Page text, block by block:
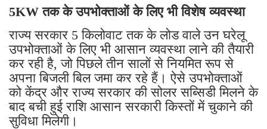
5KW तक के उपभोक्ताओं के लिए भी विशेष व्यवस्था
राज्य सरकार 5 किलोवाट तक के लोड वाले उन घरेलू
उपभोक्ताओं के लिए भी आसान व्यवस्था लाने की तैयारी
कर रही है, जो पिछले तीन सालों से नियमित रूप से
अपना बिजली बिल जमा कर रहे हैं। ऐसे उपभोक्ताओं
को केंद्र और राज्य सरकार की सोलर सब्सिडी मिलने के
बाद बची हुई राशि आसान सरकारी किस्तों में चुकाने की
सुविधा मिलेगी।